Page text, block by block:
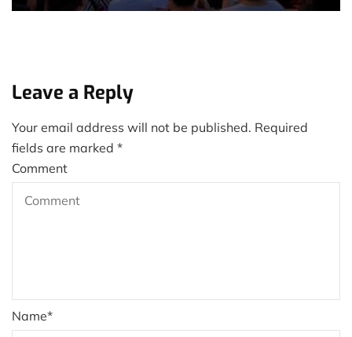
Leave a Reply
Your email address will not be published. Required
fields are marked *
Comment
Name*